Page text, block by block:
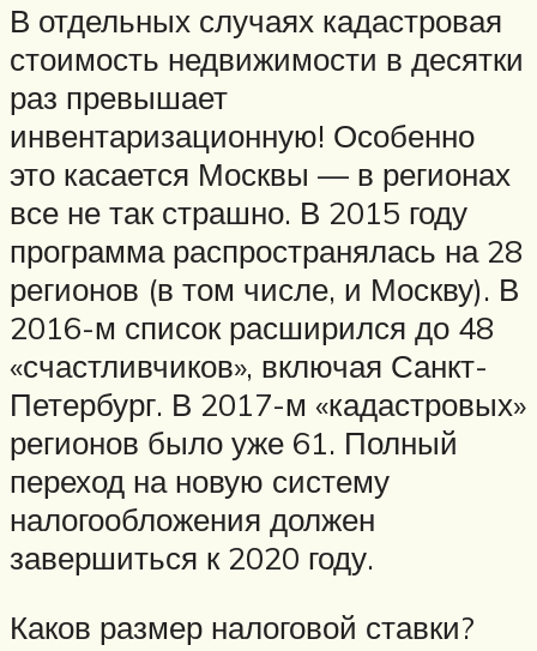
В отдельных случаях кадастровая
стоимость недвижимости в десятки
раз превышает
инвентаризационную! Особенно
это касается Москвы — в регионах
все не так страшно. В 2015 году
программа распространялась на 28
регионов (в том числе, и Москву). В
2016-м список расширился до 48
«счастливчиков», включая Санкт-
Петербург. В 2017-м «кадастровых»
регионов было уже 61. Полный
переход на новую систему
налогообложения должен
завершиться к 2020 году.
Каков размер налоговой ставки?